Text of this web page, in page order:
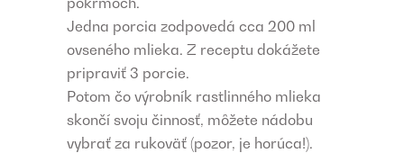
Jedna porcia zodpovedá cca 200 ml
ovseného mlieka. Z receptu dokážete
pripraviť 3 porcie.
Potom čo výrobník rastlinného mlieka
skončí svoju činnosť, môžete nádobu
vybrať za rukoväť (pozor, je horúca!).